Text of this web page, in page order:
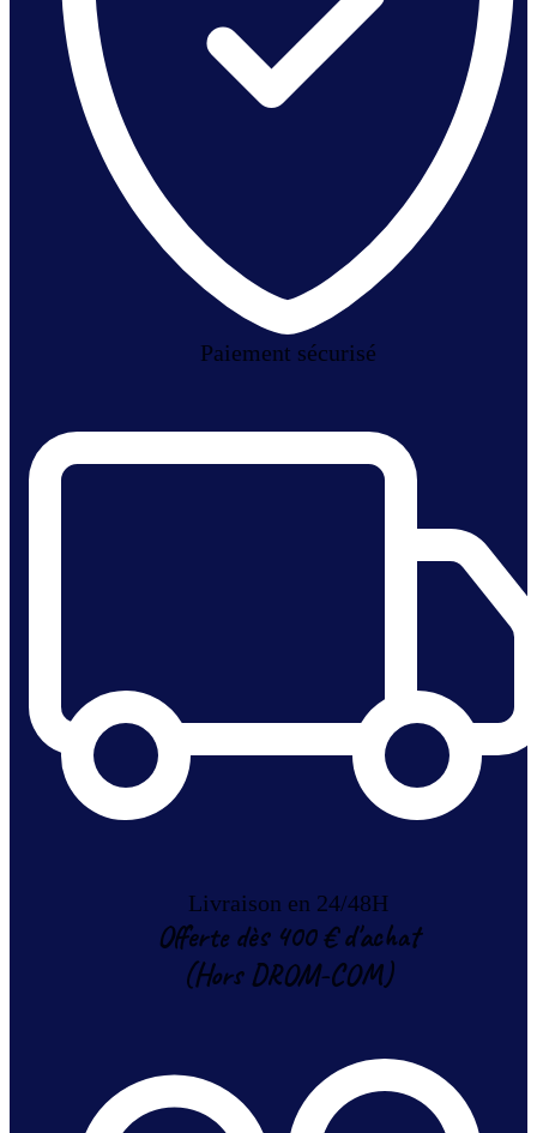
Paiement sécurisé
Livraison en 24/48H
Offerte dès 400 € d'achat
(Hors DROM-COM)